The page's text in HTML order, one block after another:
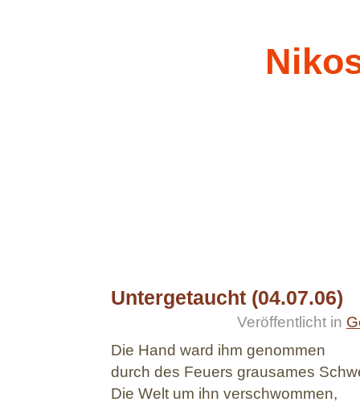
Untergetaucht (04.07.06)
Veröffentlicht in
Die Hand ward ihm genommen
durch des Feuers grausames
Die Welt um ihn verschwommen,